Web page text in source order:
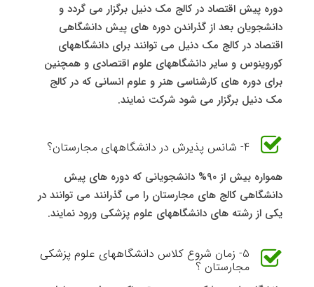
دوره پیش اقتصاد در کالج مک دنیل برگزار می گردد و
دانشجویان بعد از گذراندن دوره های پیش دانشگاهی
اقتصاد در کالج مک دنیل می توانند برای دانشگاههای
کوروینوس و سایر دانشگاههای علوم اقتصادی و همچنین
برای دوره های کارشناسی هنر و علوم انسانی که در کالج
مک دنیل برگزار می شود شرکت نمایند.
4- شانس پذیرش در دانشگاههای مجارستان؟
همواره بیش از ۹۰% دانشجویانی که دوره های پیش
دانشگاهی کالج های مجارستان را می گذرانند می توانند در
یکی از رشته های دانشگاههای علوم پزشکی ورود نمایند.
5- زمان شروع کلاس دانشگاههای علوم پزشکی
مجارستان ؟